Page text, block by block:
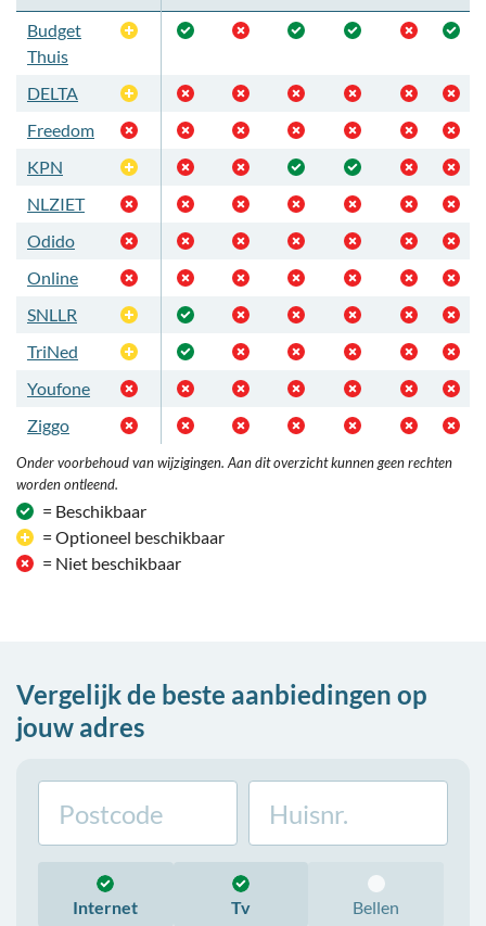
Budget
Thuis
Optioneel
DELTA
Optioneel
Freedom
KPN
Optioneel
NLZIET
Odido
Online
SNLLR
Optioneel
TriNed
Optioneel
Youfone
Ziggo
Onder voorbehoud van wijzigingen. Aan dit overzicht kunnen geen rechten
worden ontleend.
= Beschikbaar
= Optioneel beschikbaar
= Niet beschikbaar
Vergelijk de beste aanbiedingen op
jouw adres
Internet Tv Bellen